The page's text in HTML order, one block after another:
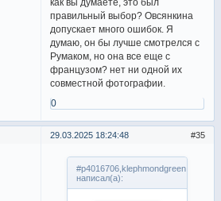
правильный выбор? Овсянкина
допускает много ошибок. Я
думаю, он бы лучше смотрелся с
Румаком, но она все еще с
французом? нет ни одной их
совместной фотографии.
0
35
29.03.2025 18:24:48
#p4016706,klephmondgreen
написал(а):